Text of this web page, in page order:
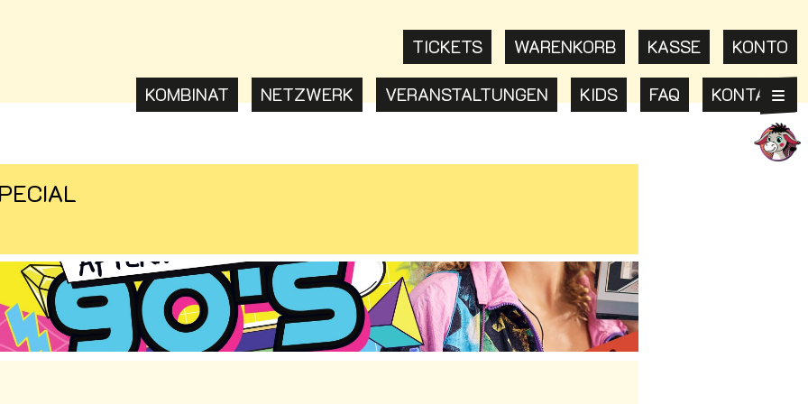
TICKETS WARENKORB KASSE KONTO
KOMBINAT NETZWERK VERANSTALTUNGEN KIDS FAQ KONTAKT